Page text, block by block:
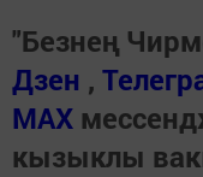
"Безнең
Дзен ,
МАХ
кызыклы